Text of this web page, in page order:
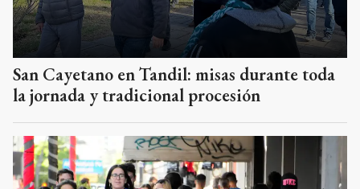
San Cayetano en Tandil: misas durante toda
la jornada y tradicional procesión